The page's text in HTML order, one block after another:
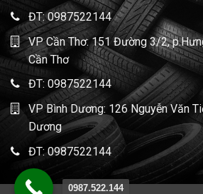
ĐT:0987522144
VP Cần Thơ: 151 Đường 3/2,
Cần Thơ
ĐT: 0987522144
VP Bình Dương: 126 Nguyễn Văn
Dương
ĐT: 0987522144
0987.522.144